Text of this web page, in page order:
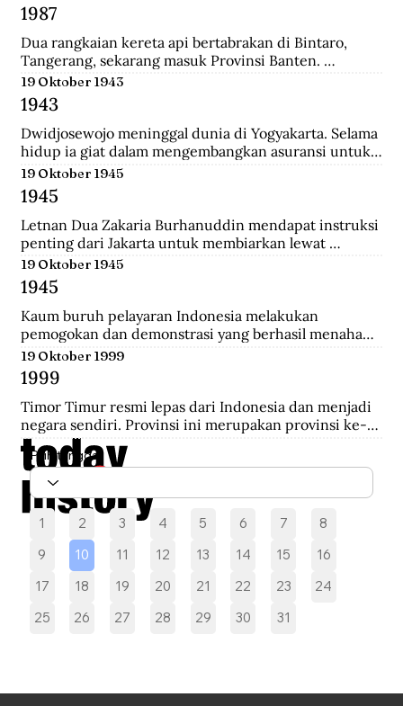
Pilih tanggal
1 2 3 4 5 6 7
8
9
10 11 12 13 14 15
16
17
18 19 20 21 22 23
24
25
26 27 28 29 30 31
1987
Dua rangkaian kereta api bertabrakan di Bintaro,
Tangerang, sekarang masuk Provinsi Banten.
Lokomotif dan gerbong pertama masing-masing
kereta hancur-lebur. Ratusan penumpang tewas
mengenaskan. Suara tabrakan terdengar hingga
beberapa belas meter. Kecelakaan kereta terburuk
sepanjang sejarah Indonesia. Kecelakaan ini terjadi
Senin pagi, sekira jam tujuh. Waktu padat penumpang
untuk Kereta api (KA) 225 trayek Rangkasbitung—
Jakarta Kota. Kereta ini mengangkut 1.887
penumpang.
19 Oktober 1943
1943
Dwidjosewojo meninggal dunia di Yogyakarta. Selama
hidup ia giat dalam mengembangkan asuransi untuk
anak negeri. Hingga OL Mij Boemipoetera dan
Merdika sebagai usaha asuransi mendapat pengakuan
badan hukum.
19 Oktober 1945
1945
Letnan Dua Zakaria Burhanuddin mendapat instruksi
penting dari Jakarta untuk membiarkan lewat
serangkaian kereta api memuat 90 Kaigun (Angkatan
Laut Jepang) yang akan melintasi Stasiun Bekasi.
Namun saat tiba, rakyat dan pejuang Bekasi langsung
melakukan pengepungan hingga terjadi penembakan
yang akhirnya saling serbu.
19 Oktober 1945
1945
Kaum buruh pelayaran Indonesia melakukan
pemogokan dan demonstrasi yang berhasil menahan
sebelas kapal Belanda di Pelabuhan New York yang
akan mengangkut perlengkapan perang yang
diperoleh dari Pemerintah AS.
19 Oktober 1999
1999
Timor Timur resmi lepas dari Indonesia dan menjadi
negara sendiri. Provinsi ini merupakan provinsi ke-27
Indonesia selama 24 tahun.